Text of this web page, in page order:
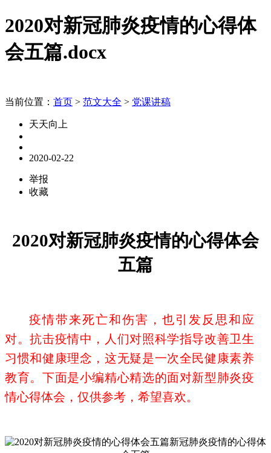
2020对新冠肺炎疫情的心得体
会五篇.docx
当前位置： 首页 > 范文大全 > 党课讲稿
天天向上
2020-02-22
举报
收藏
2020对新冠肺炎疫情的心得体会
五篇
疫情带来死亡和伤害，也引发反思和应
对。抗击疫情中，人们对照科学指导改善卫生
习惯和健康理念，这无疑是一次全民健康素养
教育。下面是小编精心精选的面对新型肺炎疫
情心得体会，仅供参考，希望喜欢。